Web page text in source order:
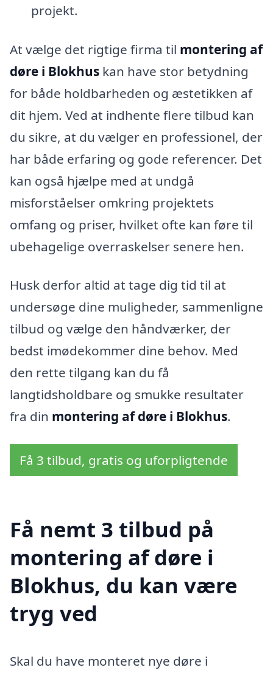
projekt.
At vælge det rigtige firma til montering af
døre i Blokhus kan have stor betydning
for både holdbarheden og æstetikken af
dit hjem. Ved at indhente flere tilbud kan
du sikre, at du vælger en professionel, der
har både erfaring og gode referencer. Det
kan også hjælpe med at undgå
misforståelser omkring projektets
omfang og priser, hvilket ofte kan føre til
ubehagelige overraskelser senere hen.
Husk derfor altid at tage dig tid til at
undersøge dine muligheder, sammenligne
tilbud og vælge den håndværker, der
bedst imødekommer dine behov. Med
den rette tilgang kan du få
langtidsholdbare og smukke resultater
fra din montering af døre i Blokhus.
Få 3 tilbud, gratis og uforpligtende
Få nemt 3 tilbud på
montering af døre i
Blokhus, du kan være
tryg ved
Skal du have monteret nye døre i